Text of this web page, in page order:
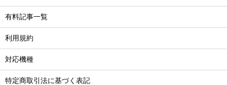
有料記事一覧
利用規約
対応機種
特定商取引法に基づく表記